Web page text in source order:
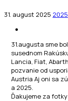
31. august 2025 2025
31.augusta sme
susednom
Lancia, Fiat,
pozvanie od
Austria Aj oni sa
a 2025.
Ďakujeme za fotky